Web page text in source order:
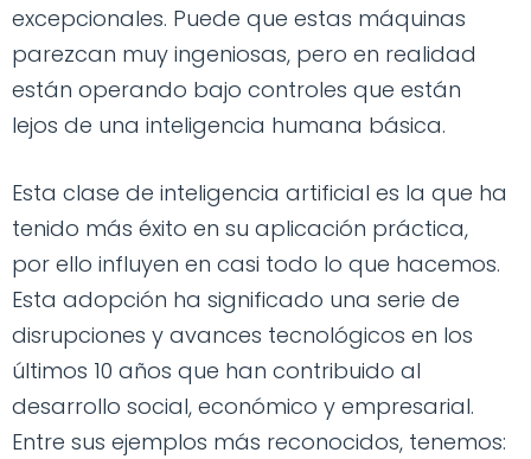
excepcionales. Puede que estas máquinas
parezcan muy ingeniosas, pero en realidad
están operando bajo controles que están
lejos de una inteligencia humana básica.
Esta clase de inteligencia artificial es la que ha
tenido más éxito en su aplicación práctica,
por ello influyen en casi todo lo que hacemos.
Esta adopción ha significado una serie de
disrupciones y avances tecnológicos en los
últimos 10 años que han contribuido al
desarrollo social, económico y empresarial.
Entre sus ejemplos más reconocidos, tenemos: